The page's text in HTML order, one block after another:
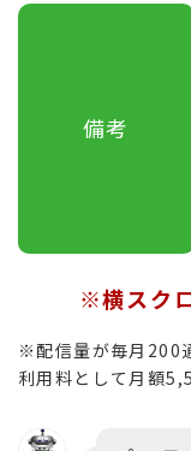
備考
※横スク
※配信量が毎月200
利用料として月額